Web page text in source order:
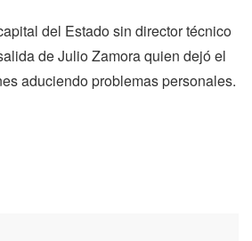
del Estado sin director técnico
de Julio Zamora quien dejó el
aduciendo problemas personales.